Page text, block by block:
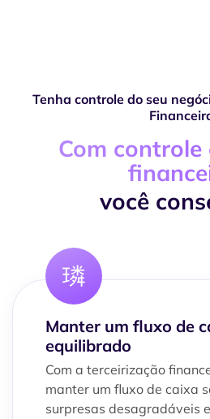
Tenha controle do seu
Com controle
você
Manter um fluxo de
equilibrado
Com a terceirização
manter um fluxo de caixa
surpresas desagradáveis